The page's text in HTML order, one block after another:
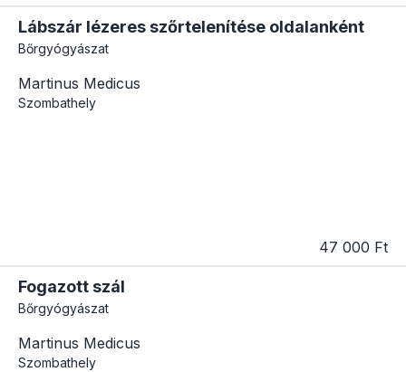
Lábszár lézeres szőrtelenítése oldalanként
Bőrgyógyászat
Martinus Medicus
Szombathely
47 000 Ft
Fogazott szál
Bőrgyógyászat
Martinus Medicus
Szombathely